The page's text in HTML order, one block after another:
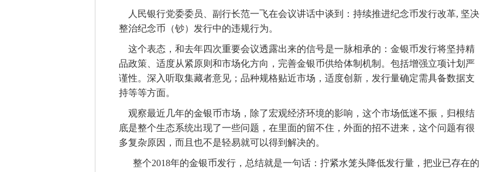
人民银行党委委员、副行长范一飞在会议讲话中谈到：持续推进纪念币发行改革, 坚决
整治纪念币（钞）发行中的违规行为。
这个表态，和去年四次重要会议透露出来的信号是一脉相承的：金银币发行将坚持精
品政策、适度从紧原则和市场化方向，完善金银币供给体制机制。包括增强立项计划严
谨性。深入听取集藏者意见；品种规格贴近市场，适度创新，发行量确定需具备数据支
持等等方面。
观察最近几年的金银币市场，除了宏观经济环境的影响，这个市场低迷不振，归根结
底是整个生态系统出现了一些问题，在里面的留不住，外面的招不进来，这个问题有很
多复杂原因，而且也不是轻易就可以得到解决的。
整个2018年的金银币发行，总结就是一句话：拧紧水笼头降低发行量，把业已存在的